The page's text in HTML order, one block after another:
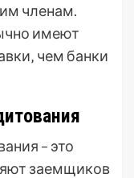
членам.
имеют
чем банки
– это
заемщиков